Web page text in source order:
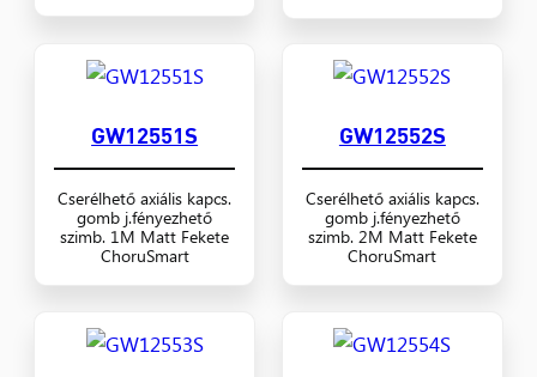
GW12551S
Cserélhető axiális kapcs.
gomb j.fényezhető
szimb. 1M Matt Fekete
ChoruSmart
GW12552S
Cserélhető axiális kapcs.
gomb j.fényezhető
szimb. 2M Matt Fekete
ChoruSmart